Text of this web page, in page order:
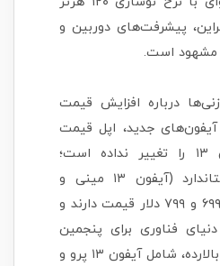
پیشرفت‌های دوربین و
درباره افزایش قیمت
جدید، اپل قیمت
هر چهار مدل آیفون ۱۳ را تغییر نداده است؛
بنابراین، مدل‌های استاندارد (آیفون ۱۳ مینی و
آیفون ۱۳)، به ترتیب ۶۹۹ و ۷۹۹ دلار قیمت دارند و
فناوری برای پنجمین
سال متمادی مدل‌های بالارده، شامل آیفون ۱۳ پرو و